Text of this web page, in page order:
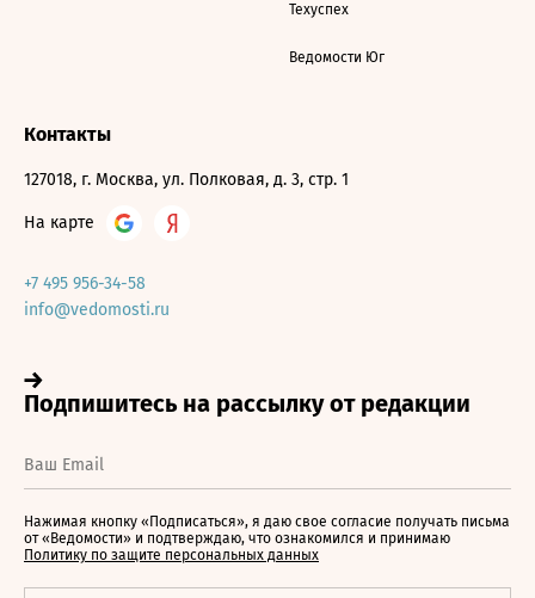
Техуспех
Ведомости Юг
Контакты
127018, г. Москва, ул. Полковая, д. 3, стр. 1
На карте
+7 495 956-34-58
info@vedomosti.ru
Нажимая кнопку «Подписаться», я даю свое согласие получать письма
от «Ведомости» и подтверждаю, что ознакомился и принимаю
Политику по защите персональных данных